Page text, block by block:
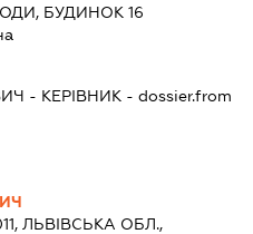
БУДИНОК 16
- КЕРІВНИК - dossier.from
ЛЬВІВСЬКА ОБЛ.,